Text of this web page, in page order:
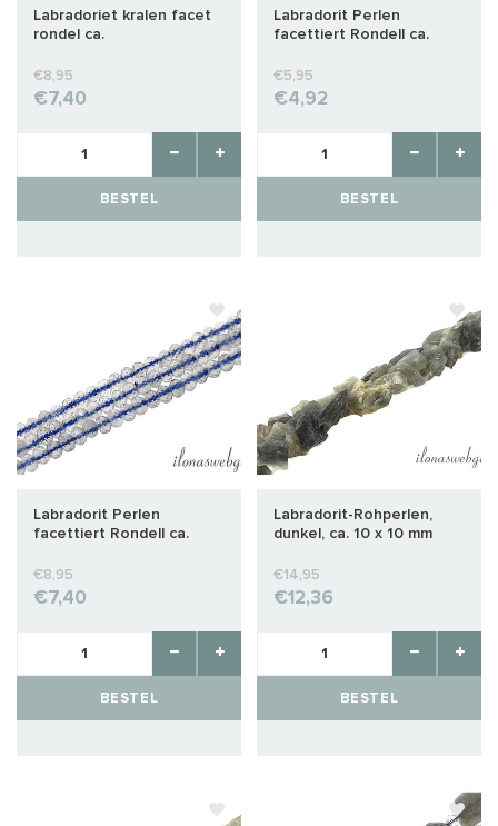
Labradoriet kralen facet
rondel ca.
€8,95
€7,40
BESTEL
Labradorit Perlen
facettiert Rondell ca.
€5,95
€4,92
BESTEL
Labradorit Perlen
facettiert Rondell ca.
€8,95
€7,40
BESTEL
Labradorit-Rohperlen,
dunkel, ca. 10 x 10 mm
€14,95
€12,36
BESTEL